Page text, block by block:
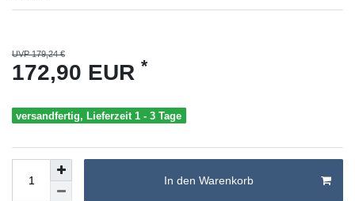
UVP 179,24 €
172,90 EUR *
versandfertig, Lieferzeit 1 - 3 Tage
In den Warenkorb